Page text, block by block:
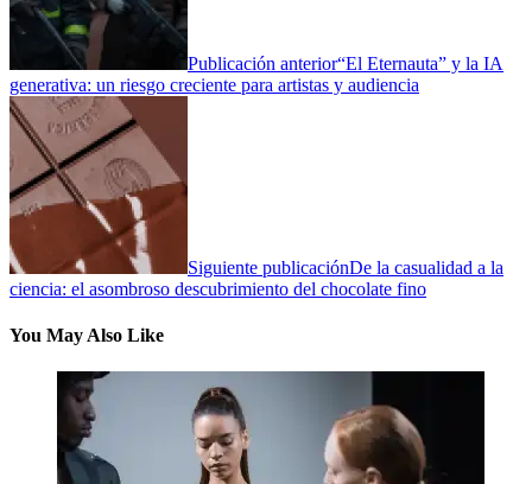
Publicación anterior“El Eternauta” y la IA
generativa: un riesgo creciente para artistas y audiencia
Siguiente publicaciónDe la casualidad a la
ciencia: el asombroso descubrimiento del chocolate fino
You May Also Like